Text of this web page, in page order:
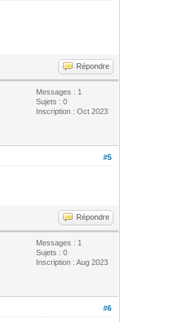
Répondre
Messages : 1
Sujets : 0
Inscription : Oct 2023
#5
Répondre
Messages : 1
Sujets : 0
Inscription : Aug 2023
#6